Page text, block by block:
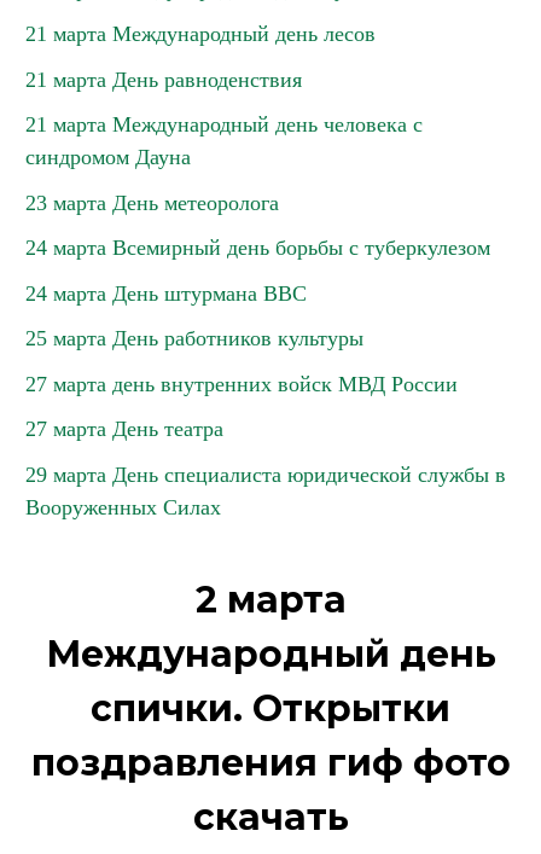
21 марта Международный день лесов
21 марта День равноденствия
21 марта Международный день человека с
синдромом Дауна
23 марта День метеоролога
24 марта Всемирный день борьбы с туберкулезом
24 марта День штурмана ВВС
25 марта День работников культуры
27 марта день внутренних войск МВД России
27 марта День театра
29 марта День специалиста юридической службы в
Вооруженных Силах
2 марта
Международный день
спички. Открытки
поздравления гиф фото
скачать